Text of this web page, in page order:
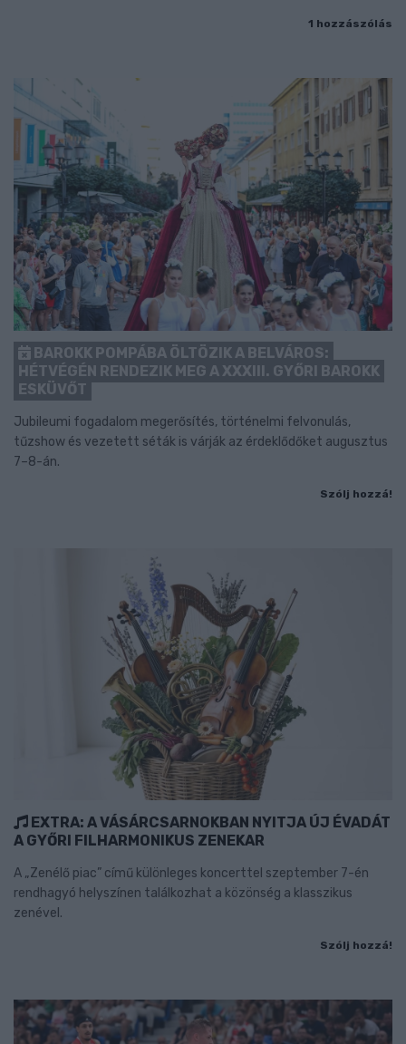
1 hozzászólás
BAROKK POMPÁBA ÖLTÖZIK A BELVÁROS:
HÉTVÉGÉN RENDEZIK MEG A XXXIII. GYŐRI BAROKK
ESKÜVŐT
Jubileumi fogadalom megerősítés, történelmi felvonulás,
tűzshow és vezetett séták is várják az érdeklődőket augusztus
7–8-án.
Szólj hozzá!
EXTRA: A VÁSÁRCSARNOKBAN NYITJA ÚJ ÉVADÁT
A GYŐRI FILHARMONIKUS ZENEKAR
A „Zenélő piac” című különleges koncerttel szeptember 7-én
rendhagyó helyszínen találkozhat a közönség a klasszikus
zenével.
Szólj hozzá!